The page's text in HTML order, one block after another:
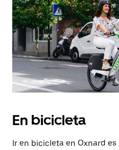
En bicicleta
Ir en bicicleta en Oxnard